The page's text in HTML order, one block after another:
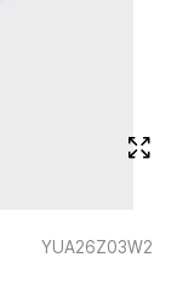
YUA26Z03W2